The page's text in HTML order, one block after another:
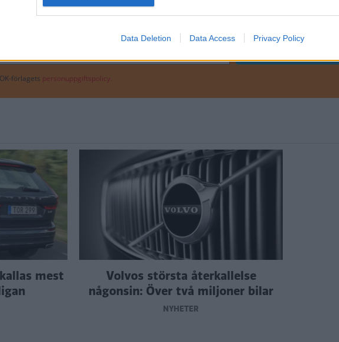
Data Deletion Data Access Privacy Policy
OM ÅTERKALLELSER
förlagets personuppgiftspolicy.
mest
Volvos största återkallelse
någonsin: Över två miljoner bilar
NYHETER